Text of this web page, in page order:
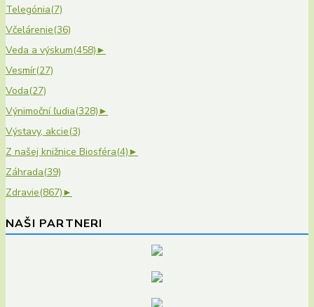
Telegónia(7)
Včelárenie(36)
Veda a výskum(458)►
Vesmír(27)
Voda(27)
Výnimoční ľudia(328)►
Výstavy, akcie(3)
Z našej knižnice Biosféra(4)►
Záhrada(39)
Zdravie(867)►
NAŠI PARTNERI